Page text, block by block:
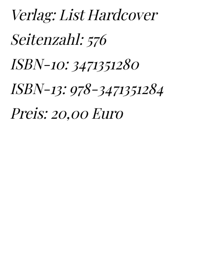
Verlag: List Hardcover
Seitenzahl: 576
ISBN-10: 3471351280
ISBN-13: 978-3471351284
Preis: 20,00 Euro